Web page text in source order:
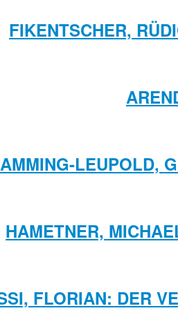
FIKENTSCHER,
LEUPOLD,
HAMETNER,
FLORIAN: DER